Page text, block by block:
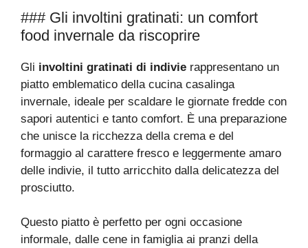
### Gli involtini gratinati: un comfort
food invernale da riscoprire
Gli involtini gratinati di indivie rappresentano un
piatto emblematico della cucina casalinga
invernale, ideale per scaldare le giornate fredde con
sapori autentici e tanto comfort. È una preparazione
che unisce la ricchezza della crema e del
formaggio al carattere fresco e leggermente amaro
delle indivie, il tutto arricchito dalla delicatezza del
prosciutto.
Questo piatto è perfetto per ogni occasione
informale, dalle cene in famiglia ai pranzi della